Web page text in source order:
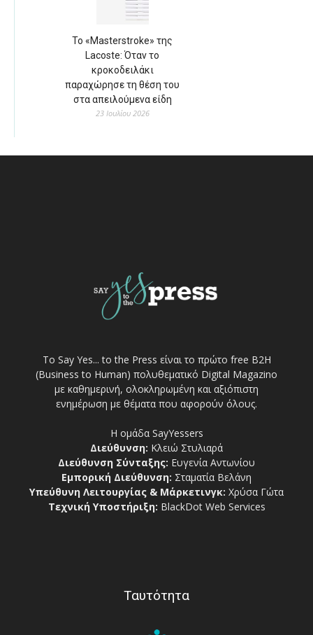
Το «Masterstroke» της
Lacoste: Όταν το
κροκοδειλάκι
παραχώρησε τη θέση του
στα απειλούμενα είδη
23 Ιουλίου 2026
Το Say Yes... to the Press είναι το πρώτο free Β2Η
(Business to Human) πολυθεματικό Digital Magazino
με καθημερινή, ολοκληρωμένη και αξιόπιστη
ενημέρωση με θέματα που αφορούν όλους.
Η ομάδα SayYessers
Διεύθυνση: Κλειώ Στυλιαρά
Διεύθυνση Σύνταξης: Ευγενία Αντωνίου
Εμπορική Διεύθυνση: Σταματία Βελάνη
Υπεύθυνη Λειτουργίας & Μάρκετινγκ: Χρύσα Γώτα
Τεχνική Υποστήριξη: BlackDot Web Services
Ταυτότητα